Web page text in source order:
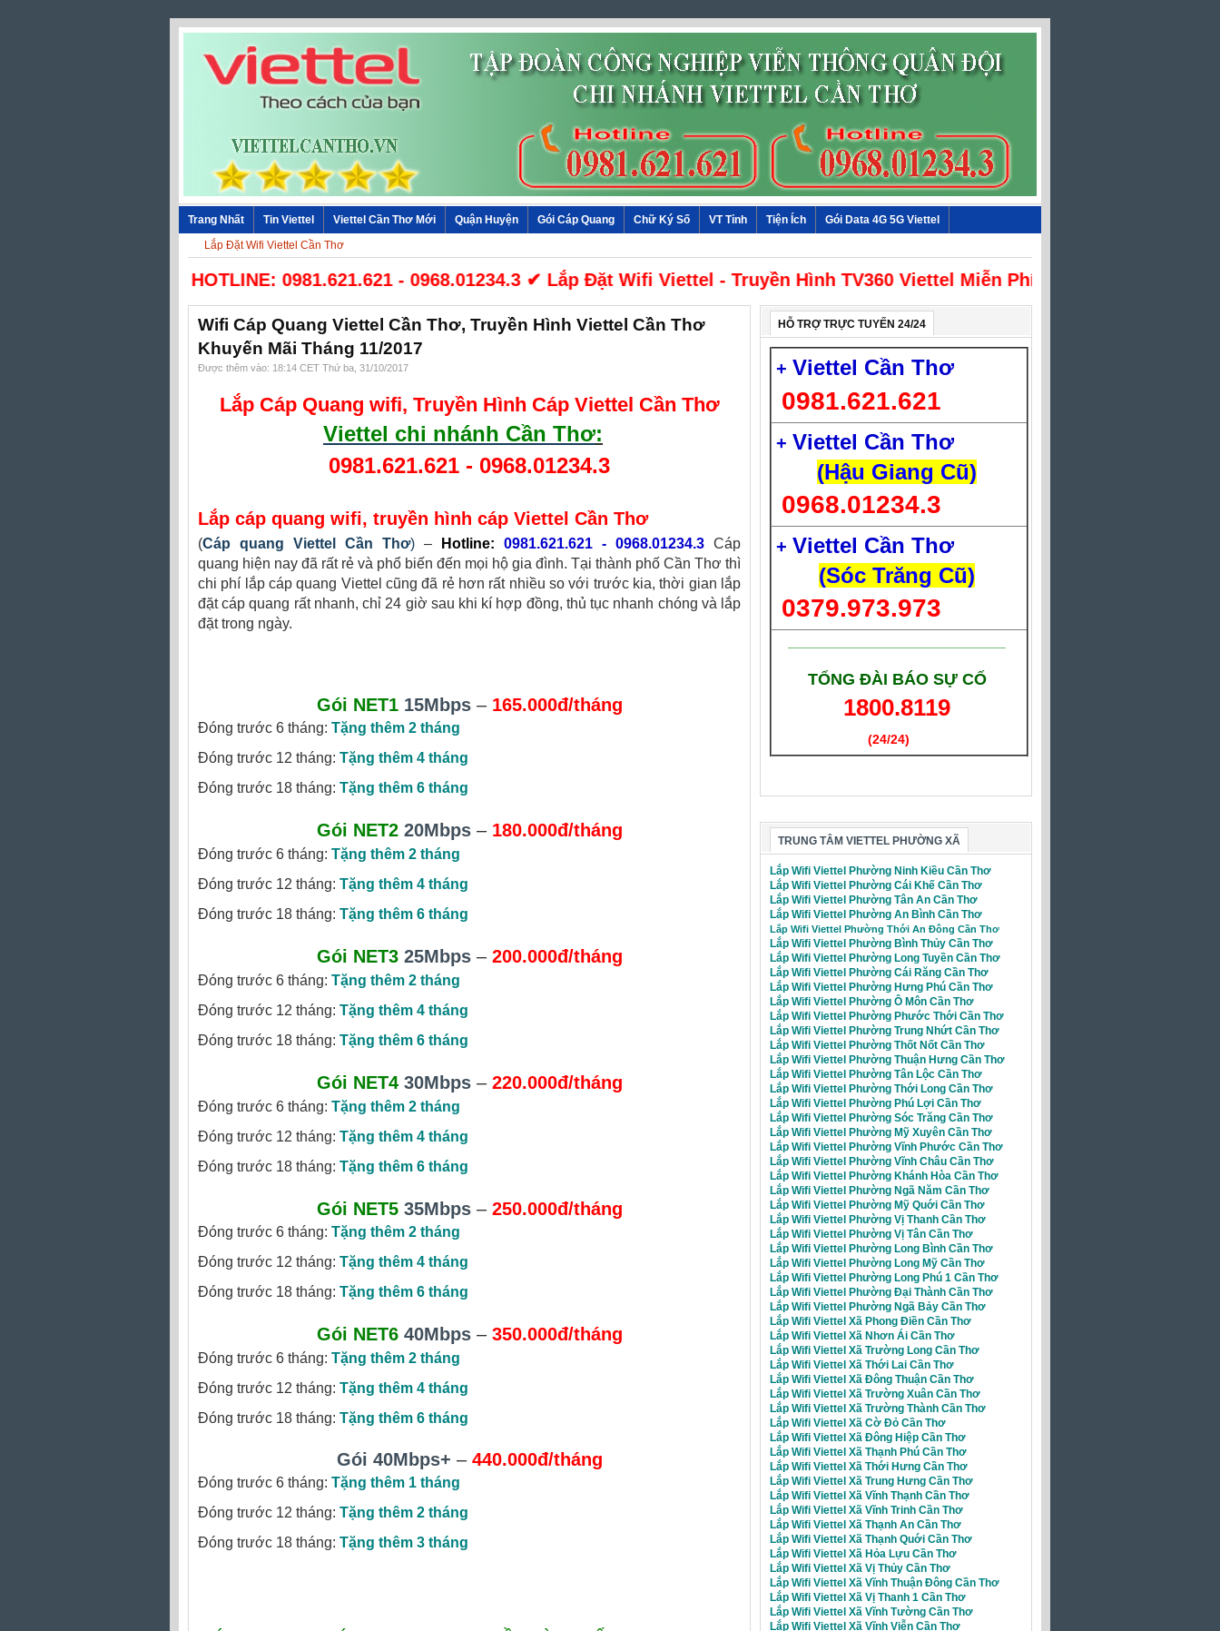
Trang Nhất Tin Viettel Viettel Cần Thơ Mới Quận Huyện Gói Cáp Quang Chữ Ký Số VT Tỉnh Tiện Ích
Gói Data 4G 5G Viettel
Lắp Đặt Wifi Viettel Cần Thơ
☎ HOTLINE: 0981.621.621 - 0968.01234.3 ✔ Lắp Đặt Wifi Viettel - Truyền Hình TV360 Viettel Miễn Phí
Wifi Cáp Quang Viettel Cần Thơ, Truyền Hình Viettel Cần Thơ
Khuyến Mãi Tháng 11/2017
Được thêm vào: 18:14 CET Thứ ba, 31/10/2017
Lắp Cáp Quang wifi, Truyền Hình Cáp Viettel Cần Thơ
Viettel chi nhánh Cần Thơ:
0981.621.621 - 0968.01234.3
Lắp cáp quang wifi, truyền hình cáp Viettel Cần Thơ
(Cáp quang Viettel Cần Thơ) – Hotline: 0981.621.621 - 0968.01234.3 Cáp
quang hiện nay đã rất rẻ và phổ biến đến mọi hộ gia đình. Tại thành phố Cần Thơ thì
chi phí lắp cáp quang Viettel cũng đã rẻ hơn rất nhiều so với trước kia, thời gian lắp
đặt cáp quang rất nhanh, chỉ 24 giờ sau khi kí hợp đồng, thủ tục nhanh chóng và lắp
đặt trong ngày.
Gói NET115Mbps– 165.000đ/tháng
Đóng trước 6 tháng: Tặng thêm 2 tháng
Đóng trước 12 tháng: Tặng thêm 4 tháng
Đóng trước 18 tháng: Tặng thêm 6 tháng
Gói NET220Mbps– 180.000đ/tháng
Đóng trước 6 tháng: Tặng thêm 2 tháng
Đóng trước 12 tháng: Tặng thêm 4 tháng
Đóng trước 18 tháng: Tặng thêm 6 tháng
Gói NET325Mbps– 200.000đ/tháng
Đóng trước 6 tháng: Tặng thêm 2 tháng
Đóng trước 12 tháng: Tặng thêm 4 tháng
Đóng trước 18 tháng: Tặng thêm 6 tháng
Gói NET430Mbps– 220.000đ/tháng
Đóng trước 6 tháng: Tặng thêm 2 tháng
Đóng trước 12 tháng: Tặng thêm 4 tháng
Đóng trước 18 tháng: Tặng thêm 6 tháng
Gói NET535Mbps– 250.000đ/tháng
Đóng trước 6 tháng: Tặng thêm 2 tháng
Đóng trước 12 tháng: Tặng thêm 4 tháng
Đóng trước 18 tháng: Tặng thêm 6 tháng
Gói NET640Mbps– 350.000đ/tháng
Đóng trước 6 tháng: Tặng thêm 2 tháng
Đóng trước 12 tháng: Tặng thêm 4 tháng
Đóng trước 18 tháng: Tặng thêm 6 tháng
Gói 40Mbps+ – 440.000đ/tháng
Đóng trước 6 tháng: Tặng thêm 1 tháng
Đóng trước 12 tháng: Tặng thêm 2 tháng
Đóng trước 18 tháng: Tặng thêm 3 tháng
HỖ TRỢ TRỰC TUYẾN 24/24
+ Viettel Cần Thơ
0981.621.621
+ Viettel Cần Thơ
(Hậu Giang Cũ)
0968.01234.3
+ Viettel Cần Thơ
(Sóc Trăng Cũ)
0379.973.973
TỔNG ĐÀI BÁO SỰ CỐ
1800.8119
(24/24)
TRUNG TÂM VIETTEL PHƯỜNG XÃ
Lắp Wifi Viettel Phường Ninh Kiều Cần Thơ
Lắp Wifi Viettel Phường Cái Khế Cần Thơ
Lắp Wifi Viettel Phường Tân An Cần Thơ
Lắp Wifi Viettel Phường An Bình Cần Thơ
Lắp Wifi Viettel Phường Thới An Đông Cần Thơ
Lắp Wifi Viettel Phường Bình Thủy Cần Thơ
Lắp Wifi Viettel Phường Long Tuyền Cần Thơ
Lắp Wifi Viettel Phường Cái Răng Cần Thơ
Lắp Wifi Viettel Phường Hưng Phú Cần Thơ
Lắp Wifi Viettel Phường Ô Môn Cần Thơ
Lắp Wifi Viettel Phường Phước Thới Cần Thơ
Lắp Wifi Viettel Phường Trung Nhứt Cần Thơ
Lắp Wifi Viettel Phường Thốt Nốt Cần Thơ
Lắp Wifi Viettel Phường Thuận Hưng Cần Thơ
Lắp Wifi Viettel Phường Tân Lộc Cần Thơ
Lắp Wifi Viettel Phường Thới Long Cần Thơ
Lắp Wifi Viettel Phường Phú Lợi Cần Thơ
Lắp Wifi Viettel Phường Sóc Trăng Cần Thơ
Lắp Wifi Viettel Phường Mỹ Xuyên Cần Thơ
Lắp Wifi Viettel Phường Vĩnh Phước Cần Thơ
Lắp Wifi Viettel Phường Vĩnh Châu Cần Thơ
Lắp Wifi Viettel Phường Khánh Hòa Cần Thơ
Lắp Wifi Viettel Phường Ngã Năm Cần Thơ
Lắp Wifi Viettel Phường Mỹ Quới Cần Thơ
Lắp Wifi Viettel Phường Vị Thanh Cần Thơ
Lắp Wifi Viettel Phường Vị Tân Cần Thơ
Lắp Wifi Viettel Phường Long Bình Cần Thơ
Lắp Wifi Viettel Phường Long Mỹ Cần Thơ
Lắp Wifi Viettel Phường Long Phú 1 Cần Thơ
Lắp Wifi Viettel Phường Đại Thành Cần Thơ
Lắp Wifi Viettel Phường Ngã Bảy Cần Thơ
Lắp Wifi Viettel Xã Phong Điền Cần Thơ
Lắp Wifi Viettel Xã Nhơn Ái Cần Thơ
Lắp Wifi Viettel Xã Trường Long Cần Thơ
Lắp Wifi Viettel Xã Thới Lai Cần Thơ
Lắp Wifi Viettel Xã Đông Thuận Cần Thơ
Lắp Wifi Viettel Xã Trường Xuân Cần Thơ
Lắp Wifi Viettel Xã Trường Thành Cần Thơ
Lắp Wifi Viettel Xã Cờ Đỏ Cần Thơ
Lắp Wifi Viettel Xã Đông Hiệp Cần Thơ
Lắp Wifi Viettel Xã Thạnh Phú Cần Thơ
Lắp Wifi Viettel Xã Thới Hưng Cần Thơ
Lắp Wifi Viettel Xã Trung Hưng Cần Thơ
Lắp Wifi Viettel Xã Vĩnh Thạnh Cần Thơ
Lắp Wifi Viettel Xã Vĩnh Trinh Cần Thơ
Lắp Wifi Viettel Xã Thạnh An Cần Thơ
Lắp Wifi Viettel Xã Thạnh Quới Cần Thơ
Lắp Wifi Viettel Xã Hỏa Lựu Cần Thơ
Lắp Wifi Viettel Xã Vị Thủy Cần Thơ
Lắp Wifi Viettel Xã Vĩnh Thuận Đông Cần Thơ
Lắp Wifi Viettel Xã Vị Thanh 1 Cần Thơ
Lắp Wifi Viettel Xã Vĩnh Tường Cần Thơ
Lắp Wifi Viettel Xã Vĩnh Viễn Cần Thơ